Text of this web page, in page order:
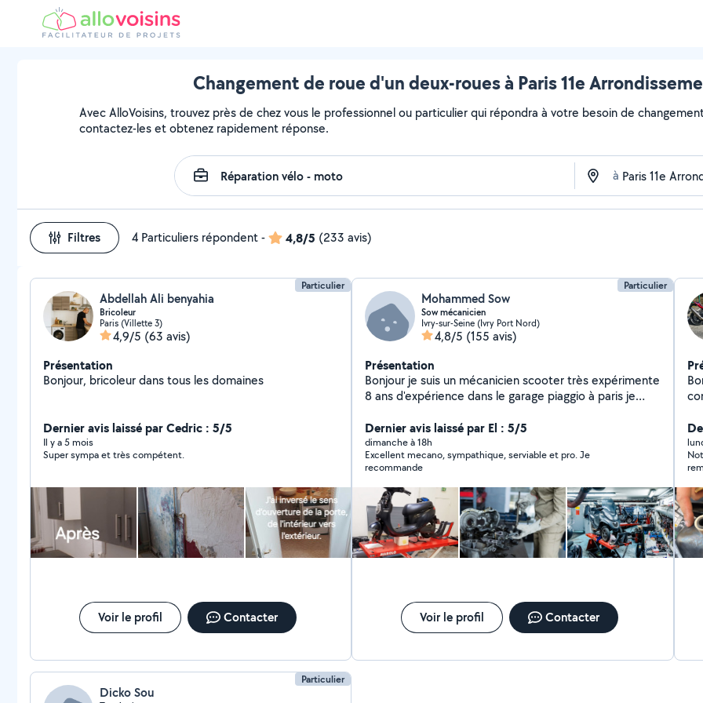
Changement de roue d'un deux-roues à Paris 11e
Avec AlloVoisins, trouvez près de chez vous le professionnel ou particulier qui répondra à votre besoin de
contactez-les et obtenez rapidement réponse.
à
Filtres 4 Particuliers répondent- 4,8/5 (233 avis)
Particulier
Abdellah Ali benyahia
Bricoleur
Paris (Villette 3)
4,9/5 (63 avis)
Présentation
Bonjour, bricoleur dans tous les domaines
Dernier avis laissé par Cedric : 5/5
Il y a 5 mois
Super sympa et très compétent.
Voir le profil Contacter
Particulier
Mohammed Sow
Sow mécanicien
Ivry-sur-Seine (Ivry Port Nord)
4,8/5 (155 avis)
Présentation
Bonjour je suis un mécanicien scooter très expérimente
8 ans d'expérience dans le garage piaggio à paris je
cordialement
Dernier avis laissé par El : 5/5
dimanche à 18h
Excellent mecano, sympathique, serviable et pro. Je
recommande
Voir le profil Contacter
au
Particulier
Dicko Sou